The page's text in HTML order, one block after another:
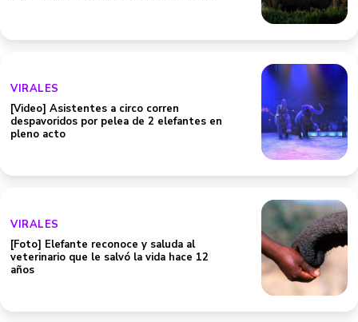
VIRALES
[Video] Asistentes a circo corren
despavoridos por pelea de 2 elefantes en
pleno acto
VIRALES
[Foto] Elefante reconoce y saluda al
veterinario que le salvó la vida hace 12
años